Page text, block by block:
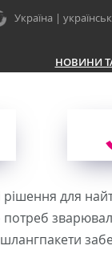
Україна |
НОВИНИ
для